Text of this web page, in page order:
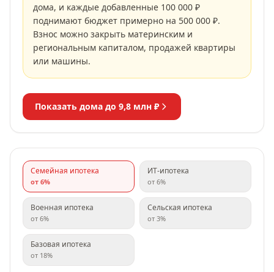
дома, и каждые добавленные 100 000 ₽
поднимают бюджет примерно на 500 000 ₽.
Взнос можно закрыть материнским и
региональным капиталом, продажей квартиры
или машины.
Показать дома до 9,8 млн ₽
Семейная ипотека
от 6%
ИТ-ипотека
от 6%
Военная ипотека
от 6%
Сельская ипотека
от 3%
Базовая ипотека
от 18%